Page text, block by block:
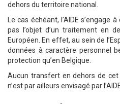
dehors du territoire national.
Le cas échéant, l’AIDE s’engage
pas l’objet d’un traitement en
Européen. En effet, au sein de
données à caractère personnel
protection qu’en Belgique.
Aucun transfert en dehors de cet
n’est par ailleurs envisagé par